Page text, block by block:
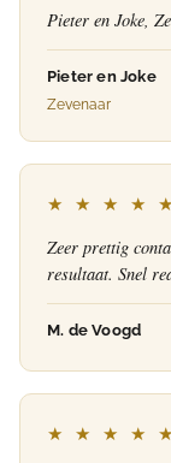
Pieter en Joke,
Pieter en Joke
Zevenaar
★ ★ ★ ★ ★
Zeer prettig
resultaat. Snel
M. de Voogd
★ ★ ★ ★ ★